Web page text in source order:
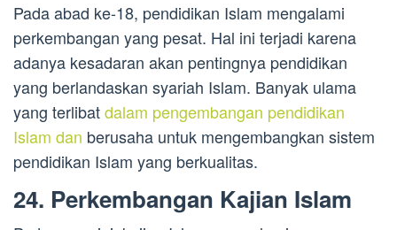
Pada abad ke-18, pendidikan Islam mengalami
perkembangan yang pesat. Hal ini terjadi karena
adanya kesadaran akan pentingnya pendidikan
yang berlandaskan syariah Islam. Banyak ulama
yang terlibatdalam pengembangan pendidikan
Islam dan berusaha untuk mengembangkan sistem
pendidikan Islam yang berkualitas.
24. Perkembangan Kajian Islam